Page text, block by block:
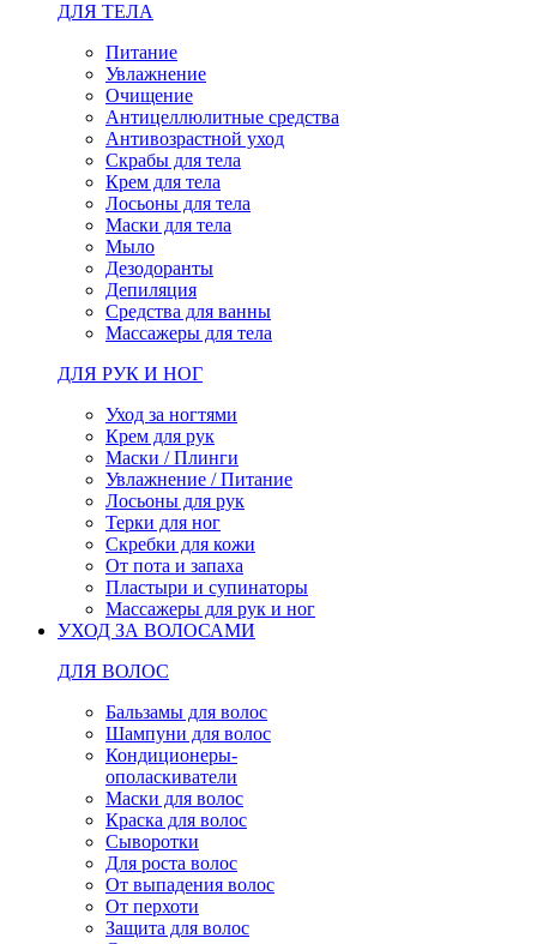
ДЛЯ ТЕЛА
Питание
Увлажнение
Очищение
Антицеллюлитные средства
Антивозрастной уход
Скрабы для тела
Крем для тела
Лосьоны для тела
Маски для тела
Мыло
Дезодоранты
Депиляция
Средства для ванны
Массажеры для тела
ДЛЯ РУК И НОГ
Уход за ногтями
Крем для рук
Маски / Плинги
Увлажнение / Питание
Лосьоны для рук
Терки для ног
Скребки для кожи
От пота и запаха
Пластыри и супинаторы
Массажеры для рук и ног
УХОД ЗА ВОЛОСАМИ
ДЛЯ ВОЛОС
Бальзамы для волос
Шампуни для волос
Кондиционеры-
ополаскиватели
Маски для волос
Краска для волос
Сыворотки
Для роста волос
От выпадения волос
От перхоти
Защита для волос